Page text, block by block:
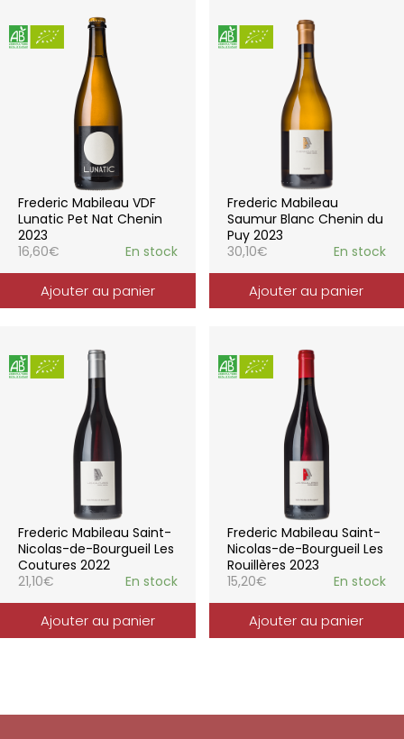
Frederic Mabileau VDF
Lunatic Pet Nat Chenin
2023
16,60€ En stock
Ajouter au panier
Frederic Mabileau
Saumur Blanc Chenin du
Puy 2023
30,10€ En stock
Ajouter au panier
Frederic Mabileau Saint-
Nicolas-de-Bourgueil Les
Coutures 2022
21,10€ En stock
Ajouter au panier
Frederic Mabileau Saint-
Nicolas-de-Bourgueil Les
Rouillères 2023
15,20€ En stock
Ajouter au panier